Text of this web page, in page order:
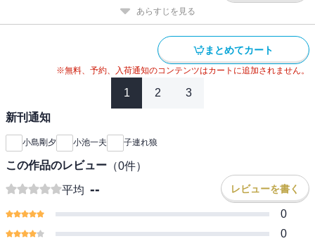
あらすじを見る
まとめてカート
※無料、予約、入荷通知のコンテンツはカートに追加されません。
1 2 3
新刊通知
小島剛夕 小池一夫 子連れ狼
この作品のレビュー （0件）
平均 -- レビューを書く
0
0